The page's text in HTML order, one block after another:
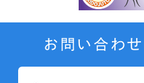
お問い合わ